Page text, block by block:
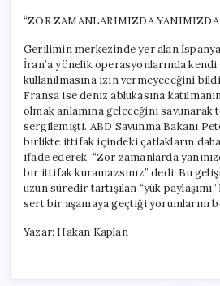
“ZOR ZAMANLARIMIZDA
Gerilimin merkezinde yer alan
İran’a yönelik operasyonlarında kendi
kullanılmasına izin vermeyeceğini
Fransa ise deniz ablukasına
olmak anlamına geleceğini
sergilemişti. ABD Savunma Bakanı
birlikte ittifak içindeki çatlakların
ifade ederek, “Zor zamanlarda
bir ittifak kuramazsınız” dedi. Bu
uzun süredir tartışılan “yük
sert bir aşamaya geçtiği yorumlarını
Yazar: Hakan Kaplan